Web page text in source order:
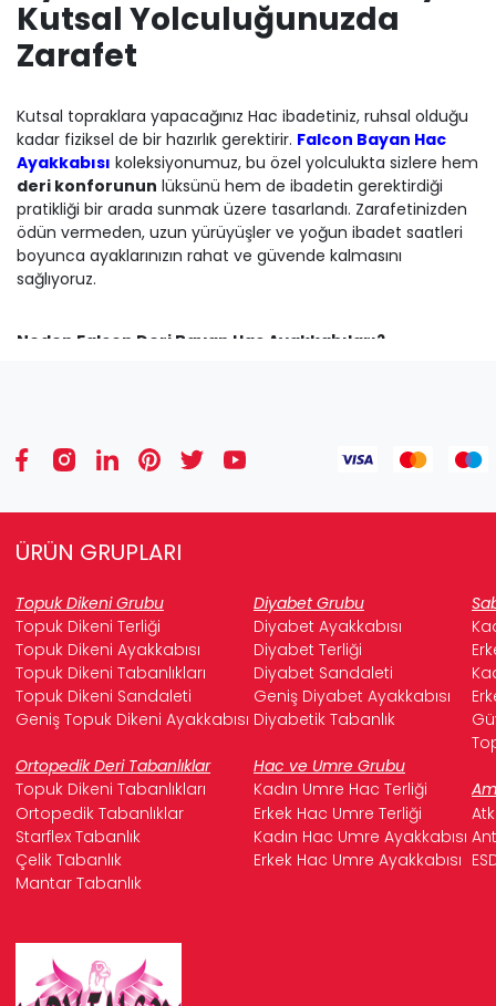
Kutsal Yolculuğunuzda
Zarafet
Kutsal topraklara yapacağınız Hac ibadetiniz, ruhsal olduğu
kadar fiziksel de bir hazırlık gerektirir. Falcon Bayan Hac
Ayakkabısı koleksiyonumuz, bu özel yolculukta sizlere hem
deri konforunun lüksünü hem de ibadetin gerektirdiği
pratikliği bir arada sunmak üzere tasarlandı. Zarafetinizden
ödün vermeden, uzun yürüyüşler ve yoğun ibadet saatleri
boyunca ayaklarınızın rahat ve güvende kalmasını
sağlıyoruz.
Neden Falcon Deri Bayan Hac Ayakkabıları?
ürünlerimizde kullandığımızyüksek kaliteli hakiki deri
ayaklarınızın nefes almasını sağlayarak sıcak iklim
Derinin doğal esnekliği, ayakkabının ayağınızın şeklini
almasını ve zamanla daha da konforlu hale gelmesini
sağlar.
*Güvenli ve Kaymaz Taban: Kutsal mekânlardaki
mermer ve benzeri kaygan zeminler düşünülerek, özel
olarak geliştirilmişkaymaz tabanteknolojisiyle üretilmiştir.
Bu sayede her adımınızda sağlam bir zemin tutuşu
hissederek, düşme ve kayma riskini minimuma indirirsiniz.
*Hafif ve Ergonomik Tasarım:Uzun süreli yürüyüşlerde
ayak yorgunluğunu en aza indirmek için ultra hafif ve
ergonomikbir yapıya sahiptir. Ayak tabanınızı destekleyen
özel iç yapısı, konforunuzu artırır.
ayakkabılarınızın hem kolay temizlenmesini hem de Hac
yolculuğunuz boyunca ve sonrasında uzun ömürlü olmasını
sağlar.
ÜRÜN GRUPLARI
Topuk Dikeni Grubu Diyabet Grubu
Topuk Dikeni Terliği
Diyabet Ayakkabısı
Topuk Dikeni Ayakkabısı
Diyabet Terliği
Topuk Dikeni Tabanlıkları
Diyabet Sandaleti
Topuk Dikeni Sandaleti
Geniş Diyabet Ayakkabısı
Geniş Topuk Dikeni Ayakkabısı Diyabetik Tabanlık
Ortopedik Deri Tabanlıklar
Hac ve Umre Grubu
Topuk Dikeni Tabanlıkları
Kadın Umre Hac Terliği
Ortopedik Tabanlıklar
Erkek Hac Umre Terliği
Starflex Tabanlık
Kadın Hac Umre Ayakkabısı
Çelik Tabanlık
Erkek Hac Umre Ayakkabısı
Mantar Tabanlık